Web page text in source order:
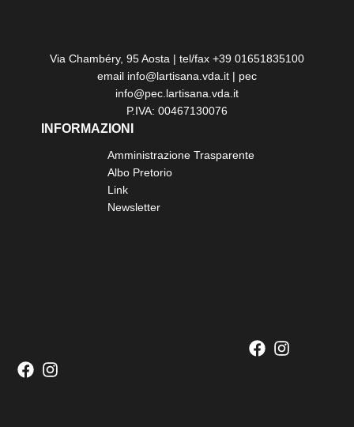
Via Chambéry, 95 Aosta | tel/fax +39 01651835100
email info@lartisana.vda.it | pec
info@pec.lartisana.vda.it
P.IVA: 00467130076
INFORMAZIONI
Amministrazione Trasparente
Albo Pretorio
Link
Newsletter